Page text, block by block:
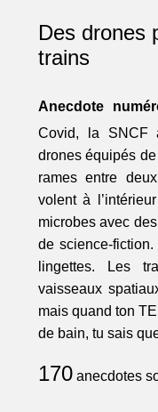
Des drones
trains
Anecdote
Covid, la SNCF
drones équipés
rames entre
volent à
microbes avec
de science-
lingettes. Les
vaisseaux
mais quand ton
de bain, tu sais
170anecdotes